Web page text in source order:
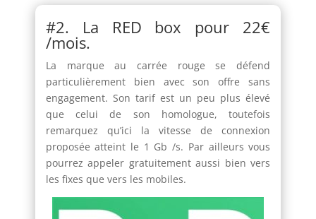
#2. La RED box pour 22€
/mois.
La marque au carrée rouge se défend
particulièrement bien avec son offre sans
engagement. Son tarif est un peu plus élevé
que celui de son homologue, toutefois
remarquez qu’ici la vitesse de connexion
proposée atteint le 1 Gb /s. Par ailleurs vous
pourrez appeler gratuitement aussi bien vers
les fixes que vers les mobiles.